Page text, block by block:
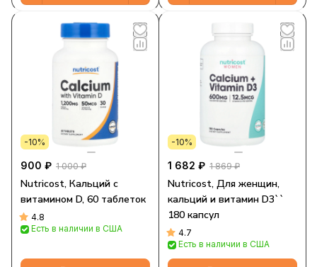
-10%
900 ₽ 1 000 ₽
Nutricost, Кальций с
витамином D, 60 таблеток
4.8
Есть в наличии в США
-10%
1 682 ₽ 1 869 ₽
Nutricost, Для женщин,
кальций и витамин D3``
180 капсул
4.7
Есть в наличии в США